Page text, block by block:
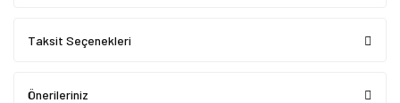
Taksit Seçenekleri
Önerileriniz